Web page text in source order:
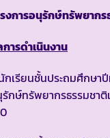
งการอนุรักษ์ทรัพยาก
ารดำเนินงาน
กเรียนชั้นประถมศึกษา
กษ์ทรัพยากรธรรมชา